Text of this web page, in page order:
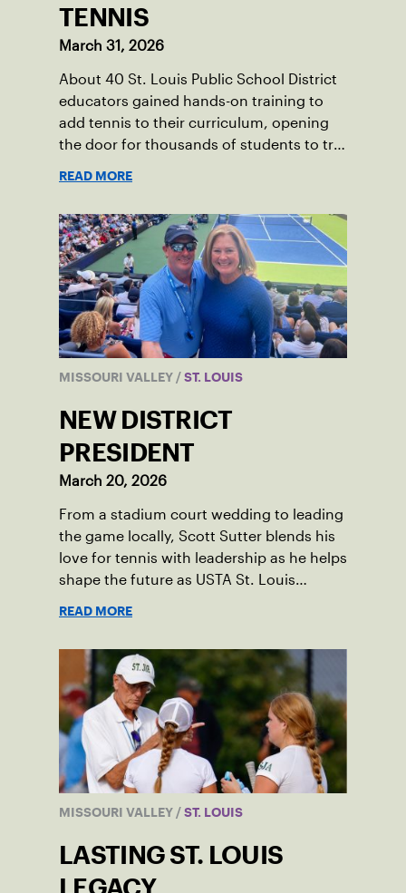
TENNIS
March 31, 2026
About 40 St. Louis Public School District
educators gained hands-on training to
add tennis to their curriculum, opening
the door for thousands of students to try
READ MORE
MISSOURI VALLEY / ST. LOUIS
NEW DISTRICT
PRESIDENT
March 20, 2026
From a stadium court wedding to leading
the game locally, Scott Sutter blends his
love for tennis with leadership as he helps
shape the future as USTA St. Louis
READ MORE
MISSOURI VALLEY / ST. LOUIS
LASTING ST. LOUIS
LEGACY